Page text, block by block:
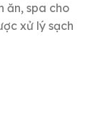
ăn, spa cho
xử lý sạch